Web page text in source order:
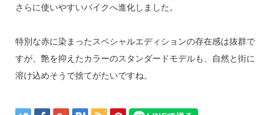
さらに使いやすいバイクへ進化しました。
特別な赤に染まったスペシャルエディションの存在感は抜群で
すが、艶を抑えたカラーのスタンダードモデルも、自然と街に
溶け込めそうで捨てがたいですね。